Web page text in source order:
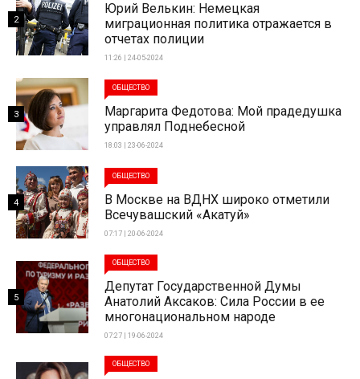
Юрий Велькин: Немецкая
миграционная политика отражается в
отчетах полиции
11:26 | 24-05-2024
2
ОБЩЕСТВО
Маргарита Федотова: Мой прадедушка
управлял Поднебесной
18:03 | 23-06-2024
3
ОБЩЕСТВО
В Москве на ВДНХ широко отметили
Всечувашский «Акатуй»
07:17 | 20-06-2024
4
ОБЩЕСТВО
Депутат Государственной Думы
Анатолий Аксаков: Сила России в ее
многонациональном народе
07:27 | 19-06-2024
5
ОБЩЕСТВО